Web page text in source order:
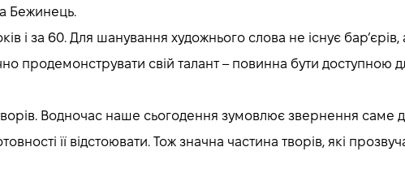
Бежинець.
і за 60. Для шанування художнього слова не існує
продемонструвати свій талант – повинна бути доступною
Водночас наше сьогодення зумовлює звернення саме
її відстоювати. Тож значна частина творів, які